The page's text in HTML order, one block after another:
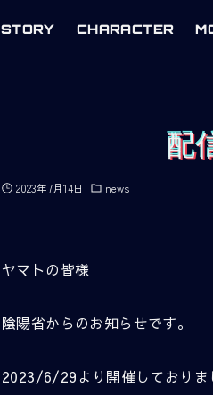
STORY CHARACTER
配
2023年7月14日 news
ヤマトの皆様
陰陽省からのお知らせです。
2023/6/29より開催しておりま